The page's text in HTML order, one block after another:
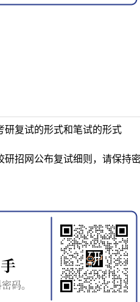
研复试的形式和笔试的形式
招网公布复试细则，请保持密